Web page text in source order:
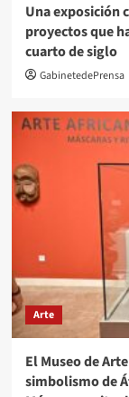
Una exposición
proyectos que
cuarto de siglo
GabinetedePrensa
Arte
El Museo de
simbolismo de